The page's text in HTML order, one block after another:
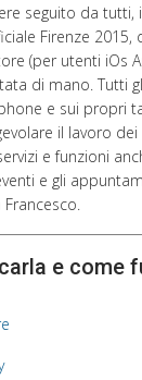
seguito da tutti,
Firenze 2015,
(per utenti iOs
di mano. Tutti
e sui propri
il lavoro
e funzioni
e gli
e come